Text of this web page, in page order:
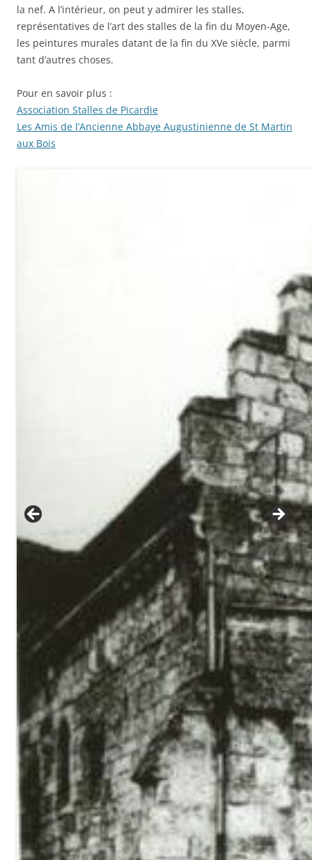
la nef. A l’intérieur, on peut y admirer les stalles,
représentatives de l’art des stalles de la fin du Moyen-Age,
les peintures murales datant de la fin du XVe siècle, parmi
tant d’autres choses.
Pour en savoir plus :
Association Stalles de Picardie
Les Amis de l’Ancienne Abbaye Augustinienne de St Martin
aux Bois